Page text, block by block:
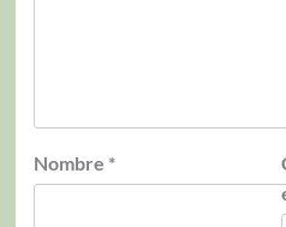
Nombre *